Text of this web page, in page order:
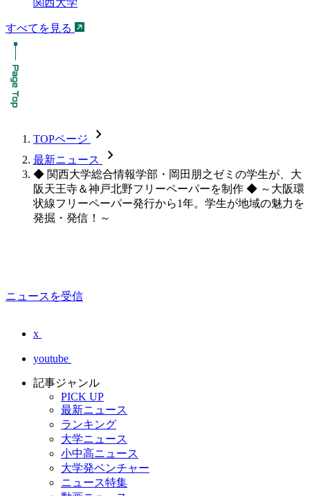
関西大学
すべてを見る
TOPページ chevron_forward
最新ニュース chevron_forward
◆ 関西大学総合情報学部・岡田朋之ゼミの学生が、大
阪天王寺＆神戸北野フリーペーパーを制作 ◆ ～大阪環
状線フリーペーパー発行から1年。学生が地域の魅力を
発掘・発信！～
ニュースを受信
x
youtube
記事ジャンル
PICK UP
最新ニュース
ランキング
大学ニュース
小中高ニュース
大学発ベンチャー
ニュース特集